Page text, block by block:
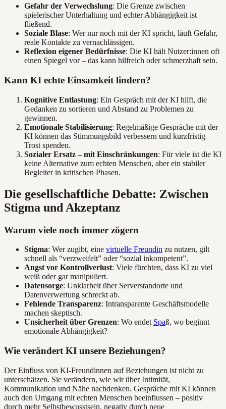
Gefahr der Verwechslung: Die Grenze zwischen
spielerischer Unterhaltung und echter Abhängigkeit ist
fließend.
Soziale Blase: Wer nur noch mit der KI spricht, läuft Gefahr,
reale Kontakte zu vernachlässigen.
Reflexion eigener Bedürfnisse: Die KI hält Nutzer:innen oft
einen Spiegel vor – das kann hilfreich oder schmerzhaft sein.
Kann KI echte Einsamkeit lindern?
Kognitive Entlastung: Ein Gespräch mit der KI hilft, die
Gedanken zu sortieren und Abstand zu Problemen zu
gewinnen.
Emotionale Stabilisierung: Regelmäßige Gespräche mit der
KI können das Stimmungsbild verbessern und kurzfristig
Trost spenden.
Sozialer Ersatz – mit Einschränkungen: Für viele ist die KI
keine Alternative zum echten Menschen, aber ein stabiler
Begleiter in kritischen Phasen.
Die gesellschaftliche Debatte: Zwischen
Stigma und Akzeptanz
Warum viele noch immer zögern
Stigma: Wer zugibt, eine virtuelle Freundin zu nutzen, gilt
schnell als “verzweifelt” oder “sozial inkompetent”.
Angst vor Kontrollverlust: Viele fürchten, dass KI zu viel
weiß oder gar manipuliert.
Datensorge: Unklarheit über Serverstandorte und
Datenverwertung schreckt ab.
Fehlende Transparenz: Intransparente Geschäftsmodelle
machen skeptisch.
Unsicherheit über Grenzen: Wo endet Spaß, wo beginnt
emotionale Abhängigkeit?
Wie verändert KI unsere Beziehungen?
Der Einfluss von KI-Freundinnen auf Beziehungen ist nicht zu
unterschätzen. Sie verändern, wie wir über Intimität,
Kommunikation und Nähe nachdenken. Gespräche mit KI können
auch den Umgang mit echten Menschen beeinflussen – positiv
durch mehr Selbstbewusstsein, negativ durch neue